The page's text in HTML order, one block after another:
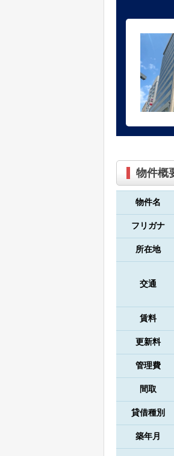
物件概
物件名
フリガナ
所在地
交通
賃料
更新料
管理費
間取
貸借種別
築年月